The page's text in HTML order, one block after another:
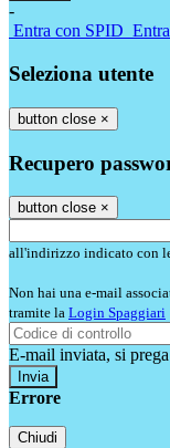
-
Entra con SPID
Seleziona utente
button close ×
Recupero
button close ×
all'indirizzo indicato con
Non hai una e-mail
tramite la Login Spaggiari
E-mail inviata, si
Errore
Chiudi